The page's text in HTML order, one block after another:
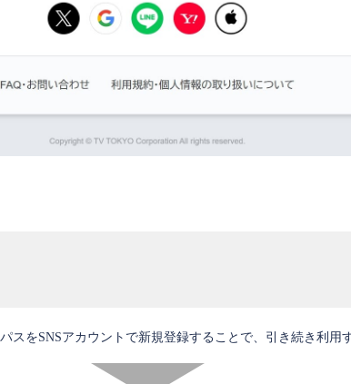
をSNSアカウントで新規登録することで、引き続き利用